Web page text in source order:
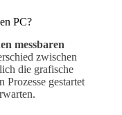
PC?
messbaren
zwischen
die grafische
Prozesse gestartet